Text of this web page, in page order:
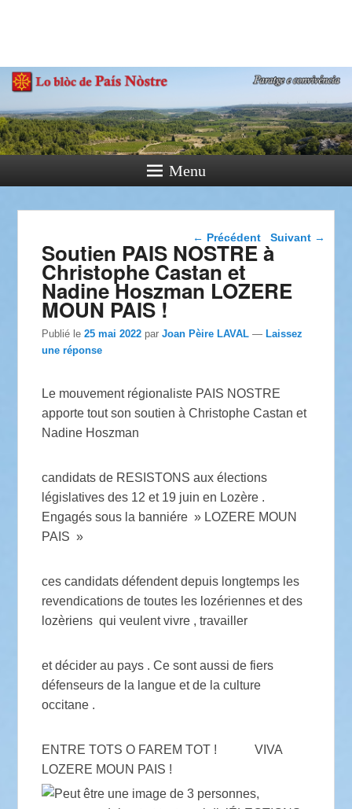
Paratge e Convivència
Menu
Navigation dans les
← Précédent Suivant →
Soutien PAIS NOSTRE à
Christophe Castan et
Nadine Hoszman LOZERE
MOUN PAIS !
Publié le25 mai 2022 parJoan Pèire LAVAL —Laissez
une réponse
Le mouvement régionaliste PAIS NOSTRE
apporte tout son soutien à Christophe Castan et
Nadine Hoszman
candidats de RESISTONS aux élections
législatives des 12 et 19 juin en Lozère .
Engagés sous la banniére » LOZERE MOUN
PAIS »
ces candidats défendent depuis longtemps les
revendications de toutes les lozériennes et des
lozèriens qui veulent vivre , travailler
et décider au pays . Ce sont aussi de fiers
défenseurs de la langue et de la culture
occitane .
ENTRE TOTS O FAREM TOT ! VIVA
LOZERE MOUN PAIS !